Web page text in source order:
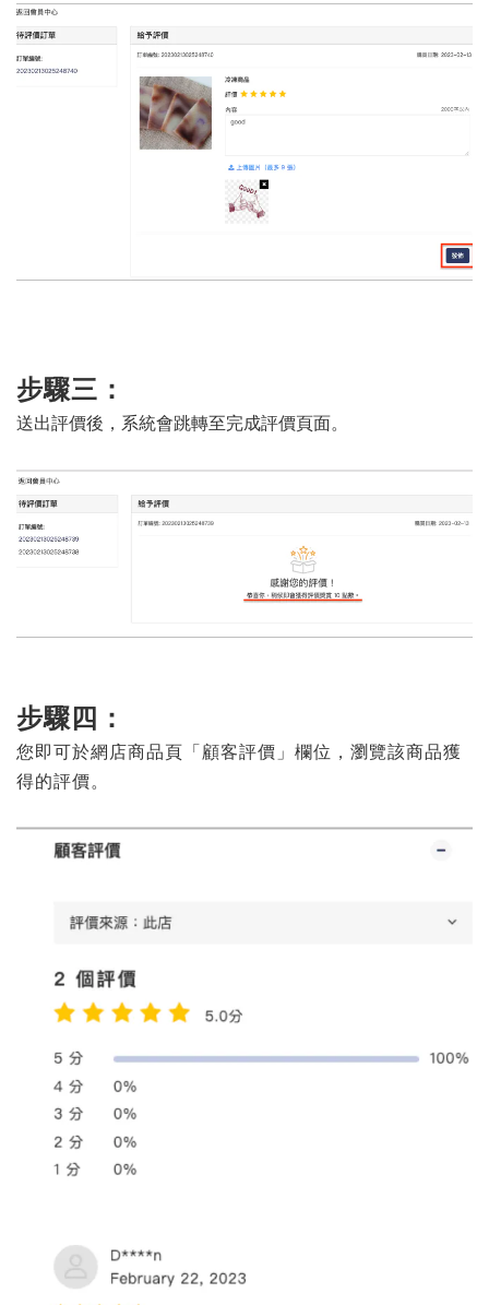
步驟三：
送出評價後，系統會跳轉至完成評價頁面。
步驟四：
您即可於網店商品頁「顧客評價」欄位，瀏覽該商品獲
得的評價。